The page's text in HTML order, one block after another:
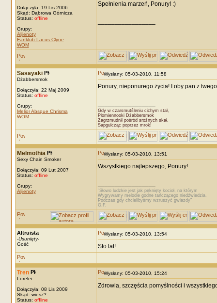
Dołączyła: 19 Lis 2006
Skąd: Dąbrowa Górnicza
Status: offline
Grupy:
Alijenoty
Fanklub Lacus Clyne
WOM
Spełnienia marzeń, Ponury! :)
Sasayaki
Dżabbersmok
Dołączyła: 22 Maj 2009
Status: offline
Grupy:
Melior Absque Chrisma
WOM
Wysłany: 05-03-2010, 11:58
Ponury, nieponurego życia! I oby pan z
Gdy w czarsmutśleniu cichym stał,
Płomiennooki Dżabbersmok
Zagrzmudnił pośród srożnych skał,
Sapgulcząc poprzez mrok!
Melmothia
Sexy Chain Smoker
Dołączyła: 09 Lut 2007
Status: offline
Grupy:
Alijenoty
Wysłany: 05-03-2010, 13:51
Wszystkiego najlepszego, Ponury!
"Słowo ludzkie jest jak pęknięty kocioł, na którym
Wygrywamy melodie godne tańczącego niedźwiedzia,
Podczas gdy chcielibyśmy wzruszyć gwiazdy"
G.F.
Altruista
-Usunięty-
Gość
Wysłany: 05-03-2010, 13:54
Sto lat!
Tren
Lorelei
Dołączyła: 08 Lis 2009
Skąd: wiesz?
Status: offline
Wysłany: 05-03-2010, 15:24
Zdrowia, szczęścia pomyślności i